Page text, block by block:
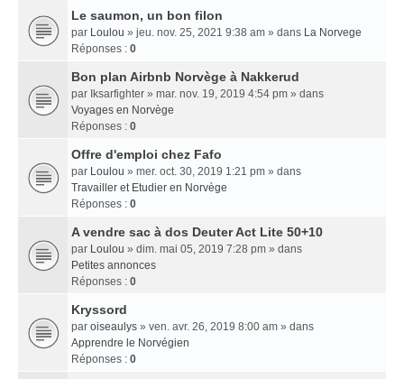
Le saumon, un bon filon
par Loulou » jeu. nov. 25, 2021 9:38 am » dans La Norvege
Réponses : 0
Bon plan Airbnb Norvège à Nakkerud
par Iksarfighter » mar. nov. 19, 2019 4:54 pm » dans
Voyages en Norvège
Réponses : 0
Offre d'emploi chez Fafo
par Loulou » mer. oct. 30, 2019 1:21 pm » dans
Travailler et Etudier en Norvège
Réponses : 0
A vendre sac à dos Deuter Act Lite 50+10
par Loulou » dim. mai 05, 2019 7:28 pm » dans
Petites annonces
Réponses : 0
Kryssord
par oiseaulys » ven. avr. 26, 2019 8:00 am » dans
Apprendre le Norvégien
Réponses : 0